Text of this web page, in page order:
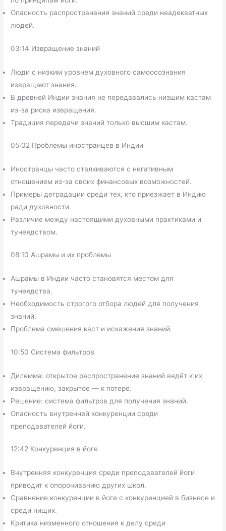
Опасность распространения знаний среди неадекватных
людей.
03:14 Извращение знаний
Люди с низким уровнем духовного самоосознания
извращают знания.
В древней Индии знания не передавались низшим кастам
из-за риска извращения.
Традиция передачи знаний только высшим кастам.
05:02 Проблемы иностранцев в Индии
Иностранцы часто сталкиваются с негативным
отношением из-за своих финансовых возможностей.
Примеры деградации среди тех, кто приезжает в Индию
ради духовности.
Различие между настоящими духовными практиками и
тунеядством.
08:10 Ашрамы и их проблемы
Ашрамы в Индии часто становятся местом для
тунеядства.
Необходимость строгого отбора людей для получения
знаний.
Проблема смешения каст и искажения знаний.
10:50 Система фильтров
Дилемма: открытое распространение знаний ведёт к их
извращению, закрытое — к потере.
Решение: система фильтров для получения знаний.
Опасность внутренней конкуренции среди
преподавателей йоги.
12:42 Конкуренция в йоге
Внутренняя конкуренция среди преподавателей йоги
приводит к опорочиванию других школ.
Сравнение конкуренции в йоге с конкуренцией в бизнесе и
среди нищих.
Критика низменного отношения к делу среди